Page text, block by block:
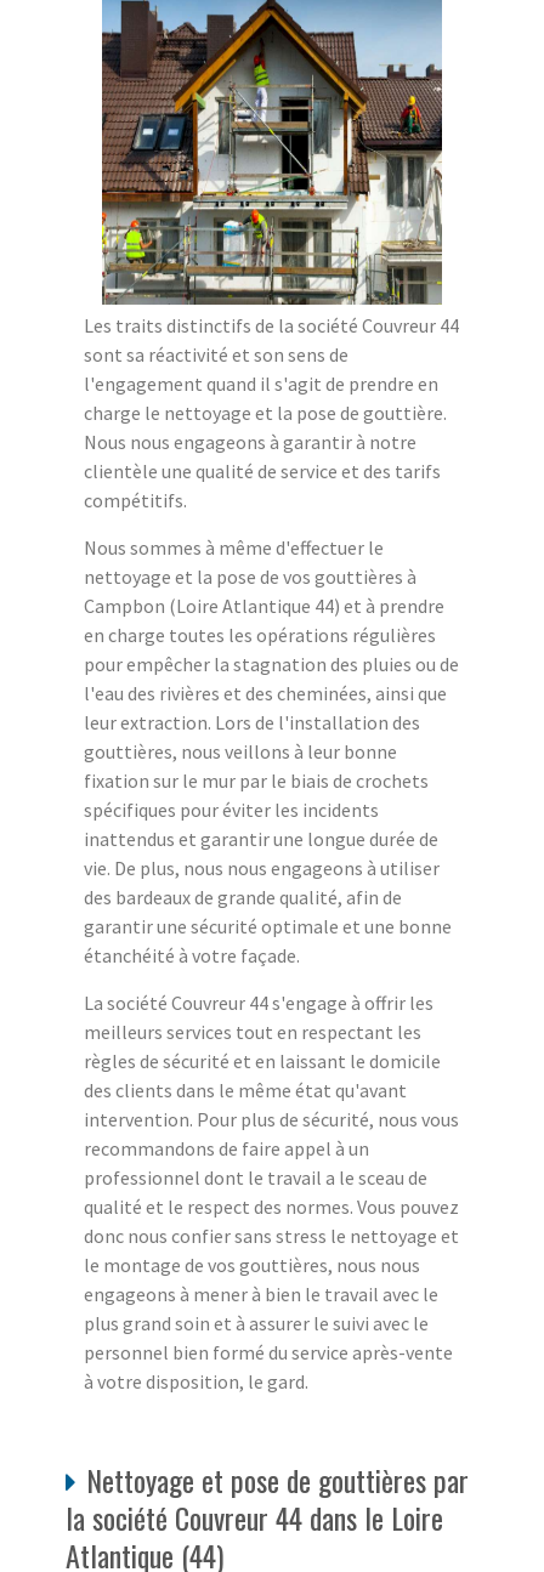
Les traits distinctifs de la société Couvreur 44
sont sa réactivité et son sens de
l'engagement quand il s'agit de prendre en
charge le nettoyage et la pose de gouttière.
Nous nous engageons à garantir à notre
clientèle une qualité de service et des tarifs
compétitifs.
Nous sommes à même d'effectuer le
nettoyage et la pose de vos gouttières à
Campbon (Loire Atlantique 44) et à prendre
en charge toutes les opérations régulières
pour empêcher la stagnation des pluies ou de
l'eau des rivières et des cheminées, ainsi que
leur extraction. Lors de l'installation des
gouttières, nous veillons à leur bonne
fixation sur le mur par le biais de crochets
spécifiques pour éviter les incidents
inattendus et garantir une longue durée de
vie. De plus, nous nous engageons à utiliser
des bardeaux de grande qualité, afin de
garantir une sécurité optimale et une bonne
étanchéité à votre façade.
La société Couvreur 44 s'engage à offrir les
meilleurs services tout en respectant les
règles de sécurité et en laissant le domicile
des clients dans le même état qu'avant
intervention. Pour plus de sécurité, nous vous
recommandons de faire appel à un
professionnel dont le travail a le sceau de
qualité et le respect des normes. Vous pouvez
donc nous confier sans stress le nettoyage et
le montage de vos gouttières, nous nous
engageons à mener à bien le travail avec le
plus grand soin et à assurer le suivi avec le
personnel bien formé du service après-vente
à votre disposition, le gard.
Nettoyage et pose de gouttières par
la société Couvreur 44 dans le Loire
Atlantique (44)